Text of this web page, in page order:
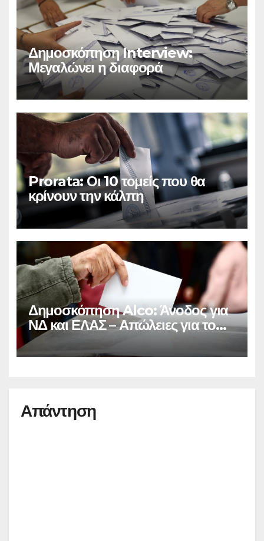
Δημοσκόπηση Interview:
Μεγαλώνει η διαφορά
Prorata: Οι 10 τομείς που θα
κρίνουν την κάλπη
Δημοσκόπηση Alco: Άνοδος για
ΝΔ και ΕΛΑΣ – Απώλειες για το
ΠΑΣΟΚ
Απάντηση